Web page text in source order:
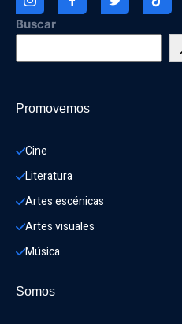
Buscar
Promovemos
Cine
Literatura
Artes escénicas
Artes visuales
Música
Somos